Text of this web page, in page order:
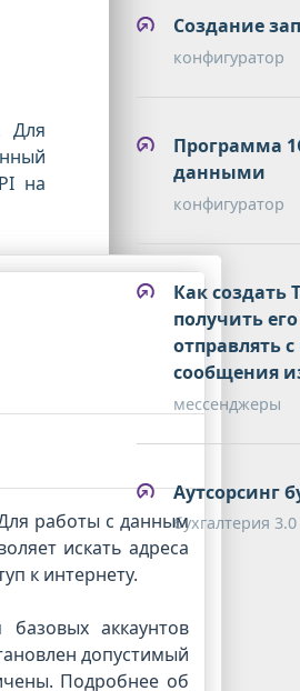
Для
на
работы с данным
искать адреса
к интернету.
аккаунтов
допустимый
Подробнее об
Создание
конфигуратор
Программа
данными
конфигуратор
Как создать
получить
отправлять
сообщения
мессенджеры
Аутсорсинг
бухгалтерия 3.0